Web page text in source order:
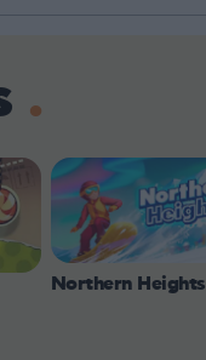
Northern Heights